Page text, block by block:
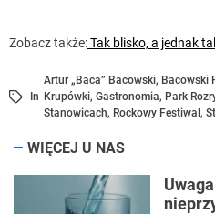
Zobacz także:Tak blisko, a jednak
In
Artur „Baca” Bacowski, Bacowski
Krupówki, Gastronomia, Park
Stanowicach, Rockowy Festiwal ,
WIĘCEJ U NAS